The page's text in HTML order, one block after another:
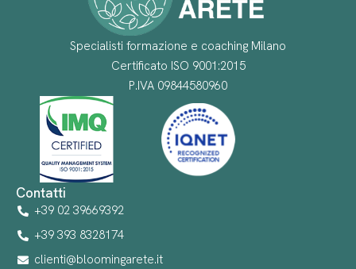
Specialisti formazione e coaching Milano
Certificato ISO 9001:2015
P.IVA 09844580960
Contatti
+39 02 39669392
+39 393 8328174
clienti@bloomingarete.it